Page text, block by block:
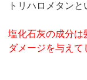
トリハロメタン
塩化石灰の成分は
ダメージを与えて